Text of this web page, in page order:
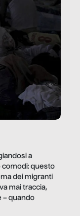
a
comodi: questo
dei migranti
mai traccia,
– quando